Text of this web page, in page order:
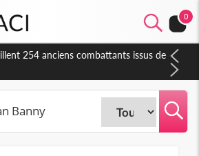
0
254 anciens combattants issus de